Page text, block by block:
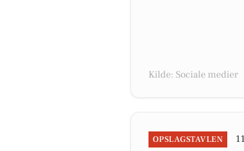
Kilde: Sociale medier
OPSLAGSTAVLEN